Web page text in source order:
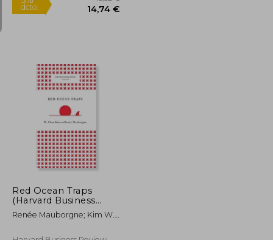
29,26 €
27,79 €
5%
dcto.
Red Ocean Traps
(Harvard Business
Review Classics) (en
Inglés)
Renée Mauborgne; Kim W.